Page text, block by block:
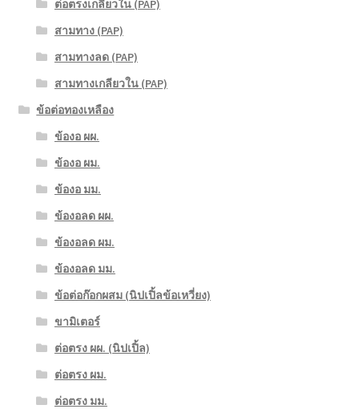
ต่อตรงเกลียวใน (PAP)
สามทาง (PAP)
สามทางลด (PAP)
สามทางเกลียวใน (PAP)
ข้อต่อทองเหลือง
ข้องอ ผผ.
ข้องอ ผม.
ข้องอ มม.
ข้องอลด ผผ.
ข้องอลด ผม.
ข้องอลด มม.
ข้อต่อก๊อกผสม (นิปเปิ้ลข้อเหวี่ยง)
ขามิเตอร์
ต่อตรง ผผ. (นิปเปิ้ล)
ต่อตรง ผม.
ต่อตรง มม.